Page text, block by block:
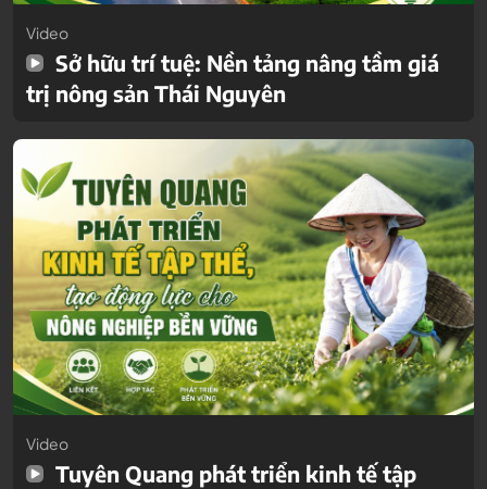
Video
Sở hữu trí tuệ: Nền tảng nâng tầm giá
trị nông sản Thái Nguyên
Video
Tuyên Quang phát triển kinh tế tập